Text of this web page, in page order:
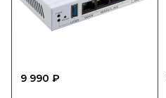
9 990 ₽